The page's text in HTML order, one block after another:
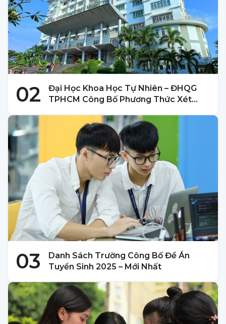
02
Đại Học Khoa Học Tự Nhiên – ĐHQG
TPHCM Công Bố Phương Thức Xét
03
Danh Sách Trường Công Bố Đề Án
Tuyển Sinh 2025 – Mới Nhất